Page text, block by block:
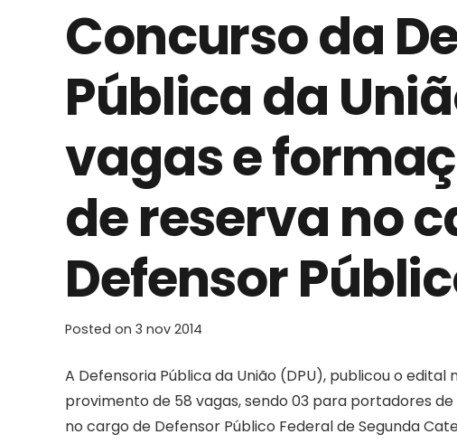
Concurso da
Pública da
vagas e
de reserva no
Defensor
Posted on 3 nov 2014
A Defensoria Pública da União (DPU), publicou o edital
provimento de 58 vagas, sendo 03 para portadores
no cargo de Defensor Público Federal de Segunda